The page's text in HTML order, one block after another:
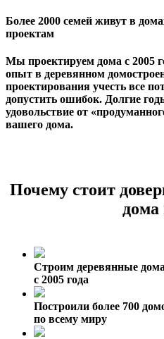
Более 2000 семей живут в
проектам
Мы проектируем дома с 2005
опыт в деревянном
проектирования учесть все
допустить ошибок. Долгие
удовольствие от
вашего дома.
Почему стоит
Строим деревянные дома
с 2005 года
Построили более 700
по всему миру